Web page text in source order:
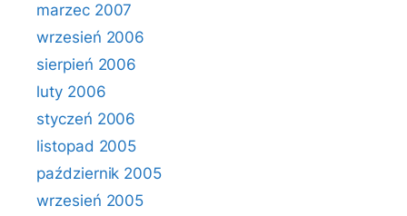
marzec 2007
wrzesień 2006
sierpień 2006
luty 2006
styczeń 2006
listopad 2005
październik 2005
wrzesień 2005